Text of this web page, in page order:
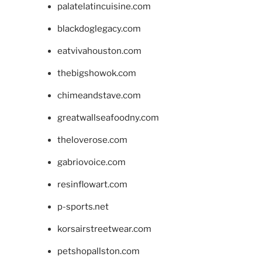
palatelatincuisine.com
blackdoglegacy.com
eatvivahouston.com
thebigshowok.com
chimeandstave.com
greatwallseafoodny.com
theloverose.com
gabriovoice.com
resinflowart.com
p-sports.net
korsairstreetwear.com
petshopallston.com